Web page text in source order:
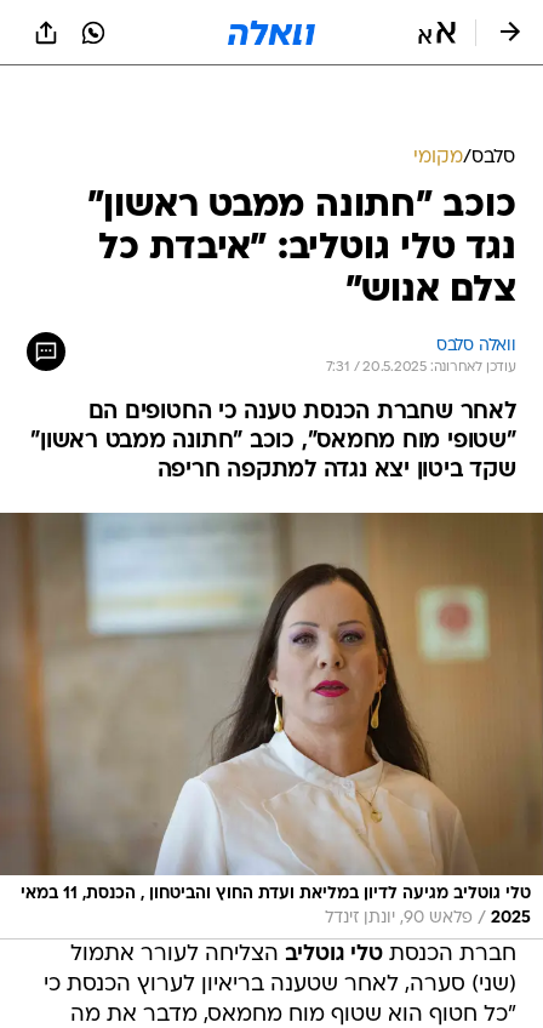
סלבס/מקומי
כוכב "חתונה ממבט ראשון"
נגד טלי גוטליב: "איבדת כל
צלם אנוש"
וואלה סלבס
עודכן לאחרונה: 20.5.2025 / 7:31
לאחר שחברת הכנסת טענה כי החטופים הם
"שטופי מוח מחמאס", כוכב "חתונה ממבט ראשון"
שקד ביטון יצא נגדה למתקפה חריפה
טלי גוטליב מגיעה לדיון במליאת ועדת החוץ והביטחון , הכנסת, 11 במאי
2025
/ פלאש 90, יונתן זינדל
חברת הכנסתטלי גוטליב הצליחה לעורר אתמול
(שני) סערה, לאחר שטענה בריאיון לערוץ הכנסת כי
"כל חטוף הוא שטוף מוח מחמאס, מדבר את מה